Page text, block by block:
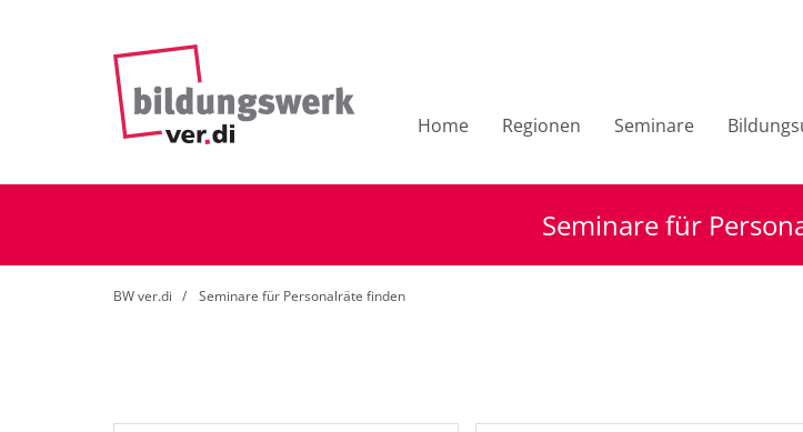
Home Regionen Seminare
Seminare für
BW ver.di Seminare für Personalräte finden